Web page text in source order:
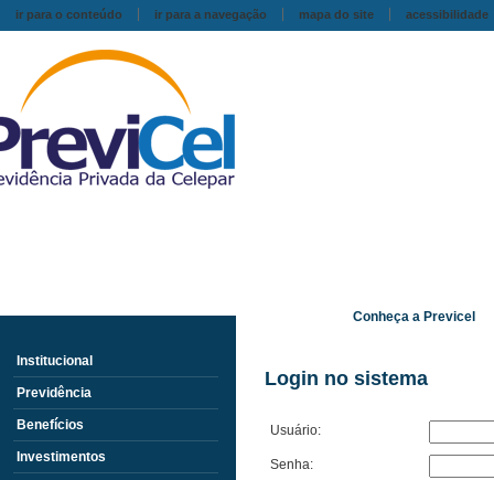
ir para o conteúdo ir para a navegação mapa do site acessibilidade
Conheça a Previcel
Institucional
Previdência
Benefícios
Investimentos
Login no sistema
Usuário:
Senha: